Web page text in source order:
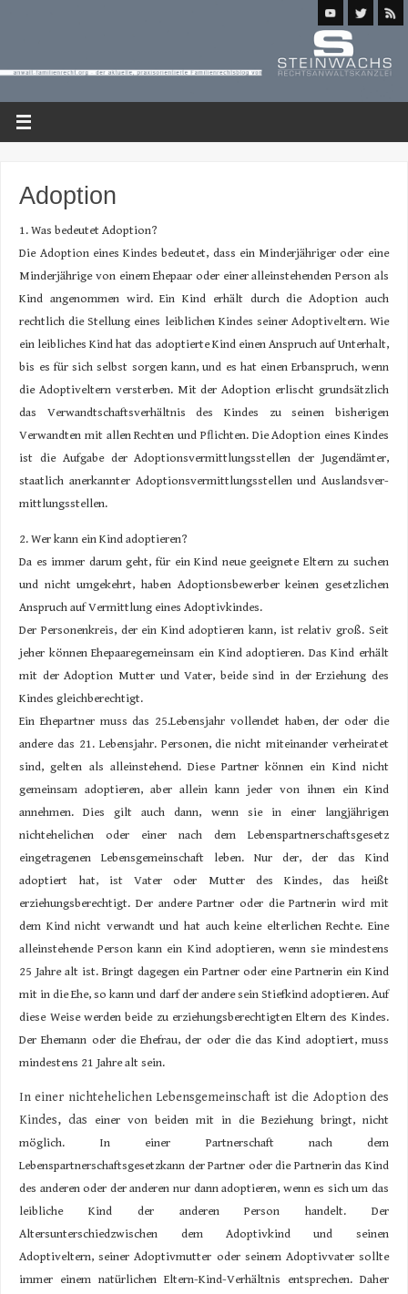
Adoption
1. Was bedeutet Adoption?
Die Adoption eines Kindes bedeutet, dass ein Minderjähriger oder eine
Minderjährige von einem Ehepaar oder einer alleinstehenden Person als
Kind angenommen wird. Ein Kind erhält durch die Adoption auch
rechtlich die Stellung eines leiblichen Kindes seiner Adoptiveltern. Wie
ein leibliches Kind hat das adoptierte Kind einen Anspruch auf Unterhalt,
bis es für sich selbst sorgen kann, und es hat einen Erbanspruch, wenn
die Adoptiveltern versterben. Mit der Adoption erlischt grundsätzlich
das Verwandtschaftsverhältnis des Kindes zu seinen bisherigen
Verwandten mit allen Rechten und Pﬂichten. Die Adoption eines Kindes
ist die Aufgabe der Adoptionsvermittlungsstellen der Jugendämter,
staatlich anerkannter Adoptionsvermittlungsstellen und Auslandsver-
mittlungsstellen.
2. Wer kann ein Kind adoptieren?
Da es immer darum geht, für ein Kind neue geeignete Eltern zu suchen
und nicht umgekehrt, haben Adoptionsbewerber keinen gesetzlichen
Anspruch auf Vermittlung eines Adoptivkindes.
Der Personenkreis, der ein Kind adoptieren kann, ist relativ groß. Seit
jeher können Ehepaaregemeinsam ein Kind adoptieren. Das Kind erhält
mit der Adoption Mutter und Vater, beide sind in der Erziehung des
Kindes gleichberechtigt.
Ein Ehepartner muss das 25.Lebensjahr vollendet haben, der oder die
andere das 21. Lebensjahr. Personen, die nicht miteinander verheiratet
sind, gelten als alleinstehend. Diese Partner können ein Kind nicht
gemeinsam adoptieren, aber allein kann jeder von ihnen ein Kind
annehmen. Dies gilt auch dann, wenn sie in einer langjährigen
nichtehelichen oder einer nach dem Lebenspartnerschaftsgesetz
eingetragenen Lebensgemeinschaft leben. Nur der, der das Kind
adoptiert hat, ist Vater oder Mutter des Kindes, das heißt
erziehungsberechtigt. Der andere Partner oder die Partnerin wird mit
dem Kind nicht verwandt und hat auch keine elterlichen Rechte. Eine
alleinstehende Person kann ein Kind adoptieren, wenn sie mindestens
25 Jahre alt ist. Bringt dagegen ein Partner oder eine Partnerin ein Kind
mit in die Ehe, so kann und darf der andere sein Stiefkind adoptieren. Auf
diese Weise werden beide zu erziehungsberechtigten Eltern des Kindes.
Der Ehemann oder die Ehefrau, der oder die das Kind adoptiert, muss
mindestens 21 Jahre alt sein.
In einer nichtehelichen Lebensgemeinschaft ist die Adoption des
Kindes, das einer von beiden mit in die Beziehung bringt, nicht
möglich. In einer Partnerschaft nach dem
Lebenspartnerschaftsgesetzkann der Partner oder die Partnerin das Kind
des anderen oder der anderen nur dann adoptieren, wenn es sich um das
leibliche Kind der anderen Person handelt. Der
Altersunterschiedzwischen dem Adoptivkind und seinen
Adoptiveltern, seiner Adoptivmutter oder seinem Adoptivvater sollte
immer einem natürlichen Eltern-Kind-Verhältnis entsprechen. Daher